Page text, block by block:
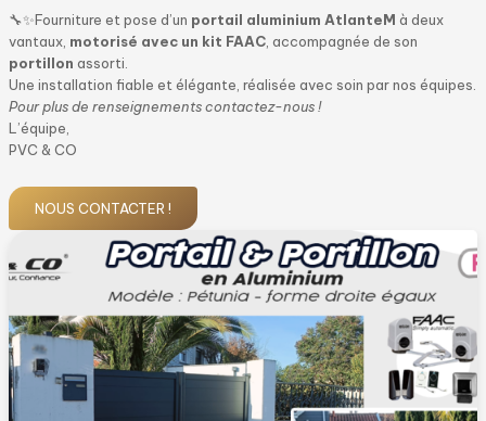
🔧✨Fourniture et pose d’un portail aluminium AtlanteM à deux
vantaux, motorisé avec un kit FAAC , accompagnée de son
portillon assorti.
Une installation fiable et élégante, réalisée avec soin par nos équipes.
Pour plus de renseignements contactez-nous !
L’équipe,
PVC & CO
NOUS CONTACTER !